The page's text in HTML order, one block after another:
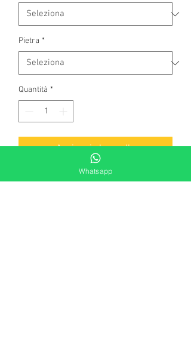
Pietra *
Quantità *
Aggiungi al carrello
Centrotavola rettangolare in cristallo
Whatsapp